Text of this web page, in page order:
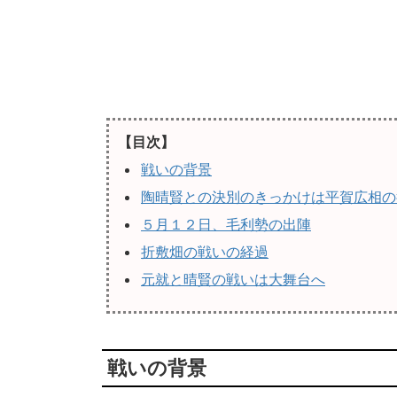
【目次】
戦いの背景
陶晴賢との決別のきっかけは平賀広相
５月１２日、毛利勢の出陣
折敷畑の戦いの経過
元就と晴賢の戦いは大舞台へ
戦いの背景